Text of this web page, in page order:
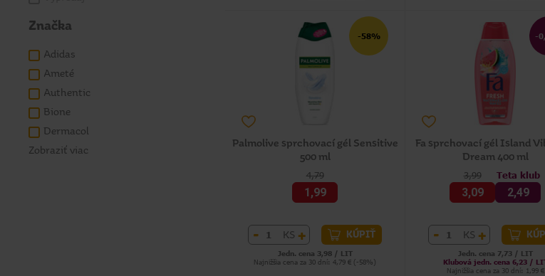
Značka
Adidas
Ameté
Authentic
Bione
Dermacol
Zobraziť viac
-58%
Palmolive sprchovací gél Sensitive
500 ml
4,79
1,99
- KS + KÚPIŤ
Jedn. cena 3,98 / LIT
Najnižšia cena za 30 dní: 4,79 € (-58%)
-
Fa sprchovací gél Island
Dream 400 ml
3,99
3,09
Teta klub
2,49
- KS +
Jedn. cena 7,73 / LIT
Klubová jedn. cena 6,23 /
Najnižšia cena za 30 dní: 1,99 €